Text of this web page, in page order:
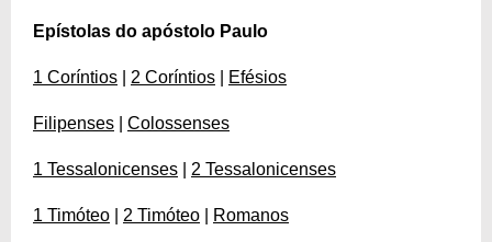
Epístolas do apóstolo Paulo
1 Coríntios 2 Coríntios Efésios
Filipenses Colossenses
1 Tessalonicenses 2 Tessalonicenses
1 Timóteo 2 Timóteo Romanos